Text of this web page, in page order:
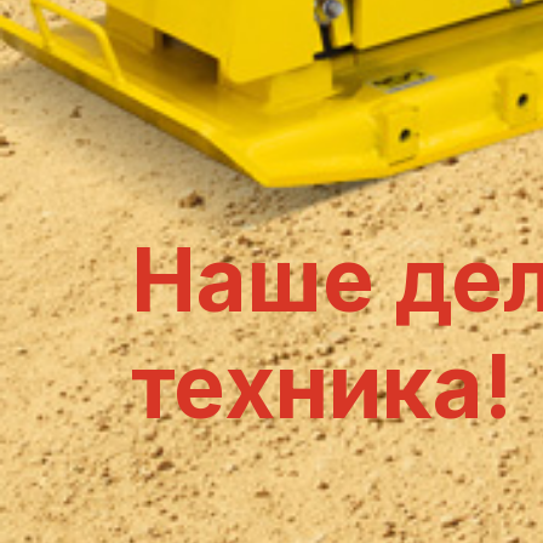
Наше
техника!